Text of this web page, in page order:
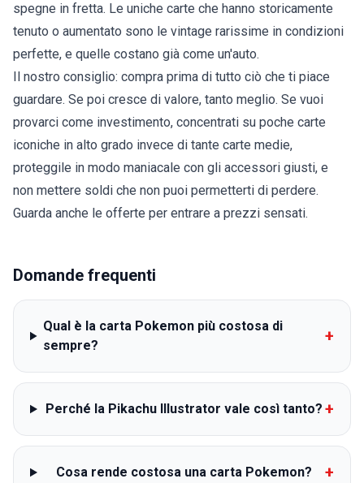
spegne in fretta. Le uniche carte che hanno storicamente
tenuto o aumentato sono le vintage rarissime in condizioni
perfette, e quelle costano già come un'auto.
Il nostro consiglio: compra prima di tutto ciò che ti piace
guardare. Se poi cresce di valore, tanto meglio. Se vuoi
provarci come investimento, concentrati su poche carte
iconiche in alto grado invece di tante carte medie,
proteggile in modo maniacale con gli accessori giusti, e
non mettere soldi che non puoi permetterti di perdere.
Guarda anche le offerte per entrare a prezzi sensati.
Domande frequenti
Qual è la carta Pokemon più costosa di
sempre?
+
Perché la Pikachu Illustrator vale così tanto? +
Cosa rende costosa una carta Pokemon? +